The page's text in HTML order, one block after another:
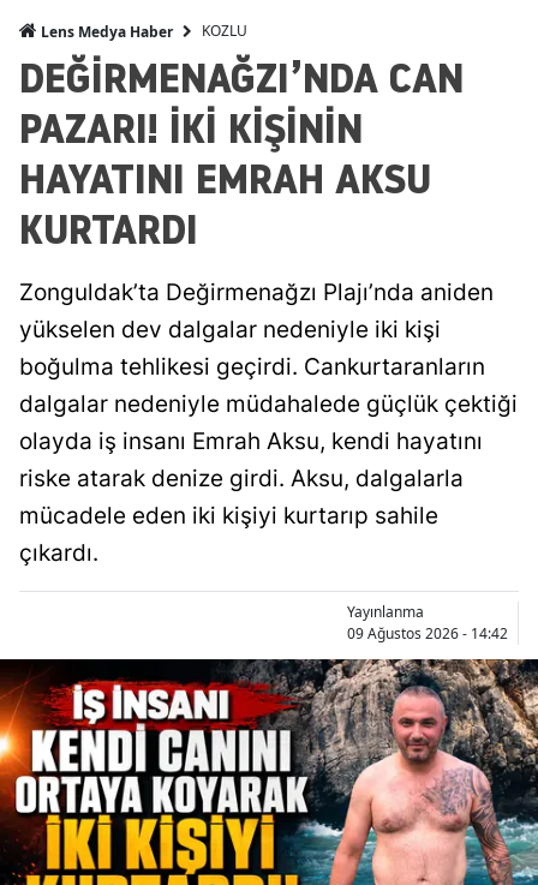
Lens Medya Haber KOZLU
DEĞİRMENAĞZI’NDA CAN
PAZARI! İKİ KİŞİNİN
HAYATINI EMRAH AKSU
KURTARDI
Zonguldak’ta Değirmenağzı Plajı’nda aniden
yükselen dev dalgalar nedeniyle iki kişi
boğulma tehlikesi geçirdi. Cankurtaranların
dalgalar nedeniyle müdahalede güçlük çektiği
olayda iş insanı Emrah Aksu, kendi hayatını
riske atarak denize girdi. Aksu, dalgalarla
mücadele eden iki kişiyi kurtarıp sahile
çıkardı.
Yayınlanma
09 Ağustos 2026 - 14:42